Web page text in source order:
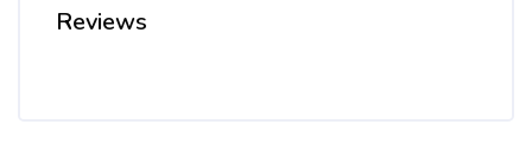
Reviews